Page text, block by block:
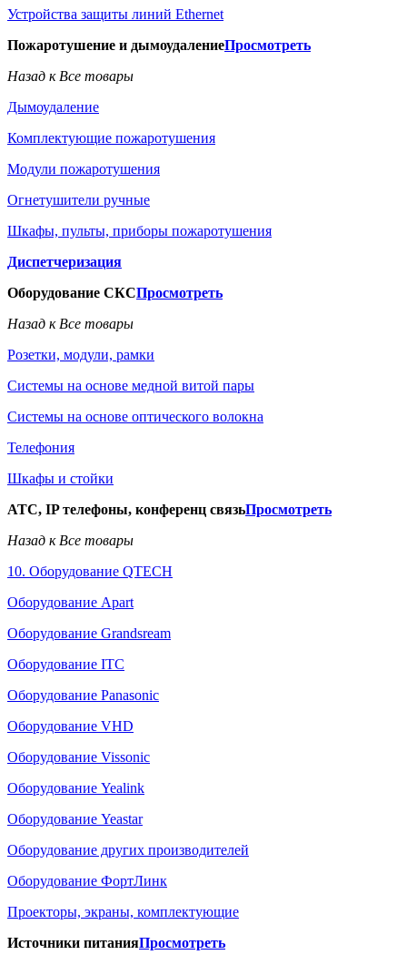
Устройства защиты линий Ethernet
Пожаротушение и дымоудалениеПросмотреть
Назад к Все товары
Дымоудаление
Комплектующие пожаротушения
Модули пожаротушения
Огнетушители ручные
Шкафы, пульты, приборы пожаротушения
Диспетчеризация
Оборудование СКСПросмотреть
Назад к Все товары
Розетки, модули, рамки
Системы на основе медной витой пары
Системы на основе оптического волокна
Телефония
Шкафы и стойки
АТС, IP телефоны, конференц связьПросмотреть
Назад к Все товары
10. Оборудование QTECH
Оборудование Apart
Оборудование Grandsream
Оборудование ITC
Оборудование Panasonic
Оборудование VHD
Оборудование Vissonic
Оборудование Yealink
Оборудование Yeastar
Оборудование других производителей
Оборудование ФортЛинк
Проекторы, экраны, комплектующие
Источники питанияПросмотреть